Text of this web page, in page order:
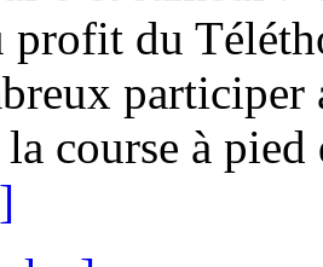
profit du
participer
course à